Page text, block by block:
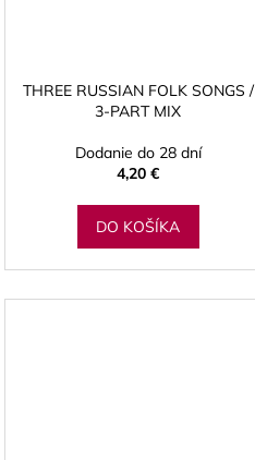
THREE RUSSIAN FOLK SONGS /
3-PART MIX
Dodanie do 28 dní
4,20 €
DO KOŠÍKA